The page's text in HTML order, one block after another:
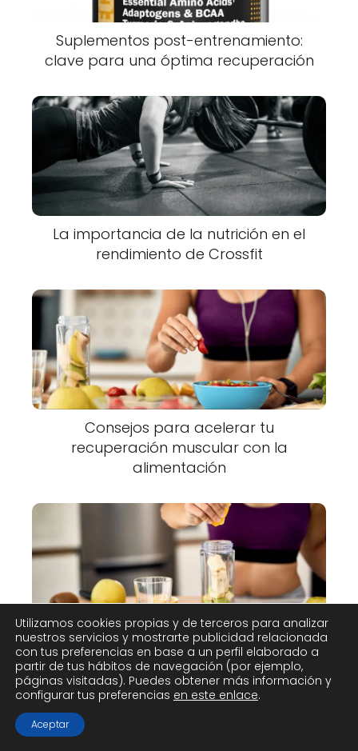
Suplementos post-entrenamiento:
clave para una óptima recuperación
La importancia de la nutrición en el
rendimiento de Crossfit
Consejos para acelerar tu
recuperación muscular con la
alimentación
Alimentos que debes evitar antes y
después de tu entrenamiento
Utilizamos cookies propias y de terceros para analizar
nuestros servicios y mostrarte publicidad relacionada
con tus preferencias en base a un perfil elaborado a
partir de tus hábitos de navegación (por ejemplo,
páginas visitadas). Puedes obtener más información y
configurar tus preferencias en este enlace.
Aceptar